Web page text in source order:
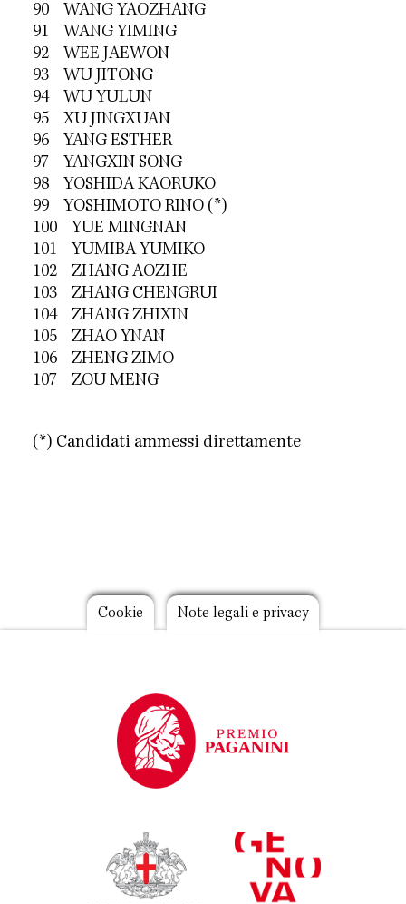
90 WANG YAOZHANG
91 WANG YIMING
92 WEE JAEWON
93 WU JITONG
94 WU YULUN
95 XU JINGXUAN
96 YANG ESTHER
97 YANGXIN SONG
98 YOSHIDA KAORUKO
99 YOSHIMOTO RINO (*)
100 YUE MINGNAN
101 YUMIBA YUMIKO
102 ZHANG AOZHE
103 ZHANG CHENGRUI
104 ZHANG ZHIXIN
105 ZHAO YNAN
106 ZHENG ZIMO
107 ZOU MENG
(*) Candidati ammessi direttamente
Footer
Cookie Note legali e privacy